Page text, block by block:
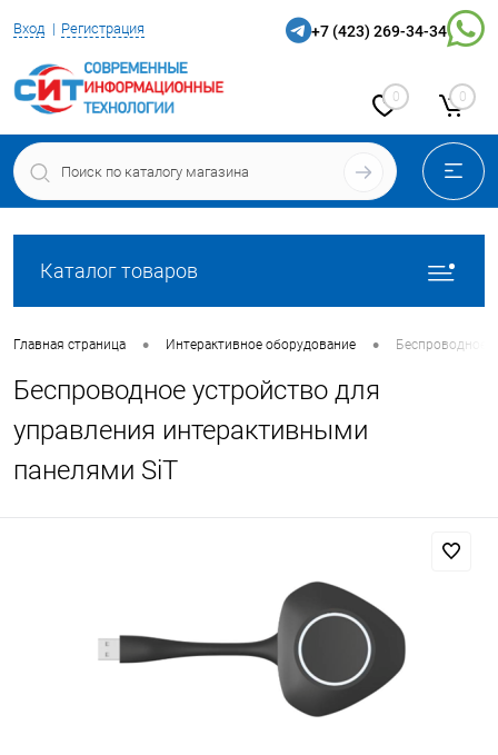
Вход Регистрация +7 (423) 269-34-34
0 0
Каталог товаров
Главная страница • Интерактивное оборудование • Беспроводное
Беспроводное устройство для
управления интерактивными
панелями SiT